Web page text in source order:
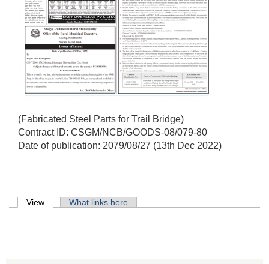
(Fabricated Steel Parts for Trail Bridge)
Contract ID: CSGM/NCB/GOODS-08/079-80
Date of publication: 2079/08/27 (13th Dec 2022)
Primary tabs
View (active tab)What links here